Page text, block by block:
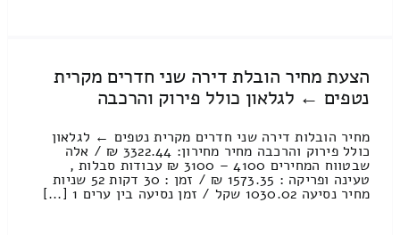
הצעת מחיר הובלת דירה שני חדרים מקרית
נטפים ← לגלאון כולל פירוק והרכבה
מחיר הובלות דירה שני חדרים מקרית נטפים ← לגלאון
כולל פירוק והרכבה מחיר מחירון: 3322.44 ₪ / אלה
שבטווח המחירים 4100 – 3100 ₪ עבודות סבלות ,
טעינה ופריקה : 1573.35 ₪ / זמן : 30 דקות 52 שניות
מחיר נסיעה 1030.02 שקל / זמן נסיעה בין ערים 1 [...]